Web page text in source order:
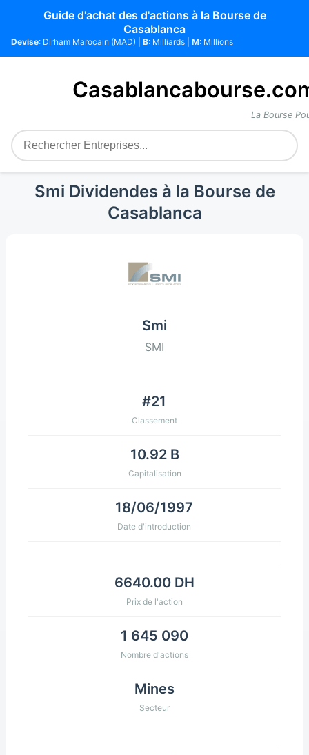
Guide d'achat des d'actions à la Bourse de
Casablanca
Devise: Dirham Marocain (MAD) | B: Milliards | M: Millions
La Bourse
Smi Dividendes à la Bourse de
Casablanca
Smi
SMI
#21
Classement
10.92 B
Capitalisation
18/06/1997
Date d'introduction
6640.00 DH
Prix de l'action
1 645 090
Nombre d'actions
Mines
Secteur